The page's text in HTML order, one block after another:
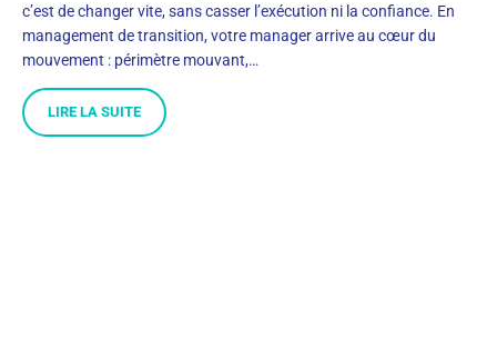
c’est de changer vite, sans casser l’exécution ni la confiance. En
management de transition, votre manager arrive au cœur du
mouvement : périmètre mouvant,…
LIRE LA SUITE